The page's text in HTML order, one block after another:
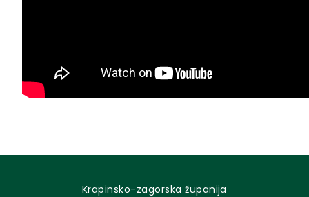
Krapinsko-zagorska županija